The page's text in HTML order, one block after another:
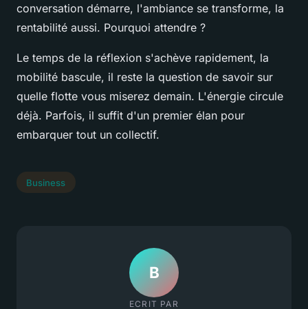
conversation démarre, l'ambiance se transforme, la
rentabilité aussi. Pourquoi attendre ?
Le temps de la réflexion s'achève rapidement, la
mobilité bascule, il reste la question de savoir sur
quelle flotte vous miserez demain. L'énergie circule
déjà. Parfois, il suffit d'un premier élan pour
embarquer tout un collectif.
Business
B
ECRIT PAR